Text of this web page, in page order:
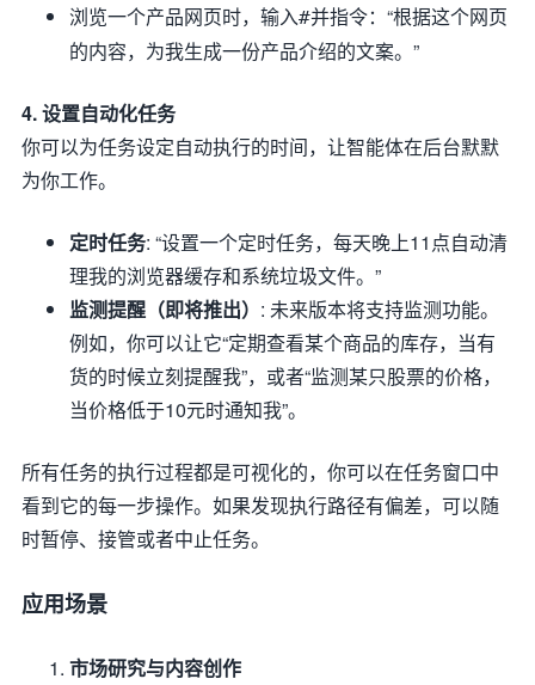
浏览一个产品网页时，输入#并指令：“根据这个网页
的内容，为我生成一份产品介绍的文案。”
4. 设置自动化任务
你可以为任务设定自动执行的时间，让智能体在后台默默
为你工作。
定时任务: “设置一个定时任务，每天晚上11点自动清
理我的浏览器缓存和系统垃圾文件。”
监测提醒（即将推出） : 未来版本将支持监测功能。
例如，你可以让它“定期查看某个商品的库存，当有
货的时候立刻提醒我”，或者“监测某只股票的价格，
当价格低于10元时通知我”。
所有任务的执行过程都是可视化的，你可以在任务窗口中
看到它的每一步操作。如果发现执行路径有偏差，可以随
时暂停、接管或者中止任务。
应用场景
市场研究与内容创作